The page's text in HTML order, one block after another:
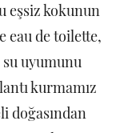
eşsiz kokunun
eau de toilette,
su uyumunu
kurmamız
doğasından